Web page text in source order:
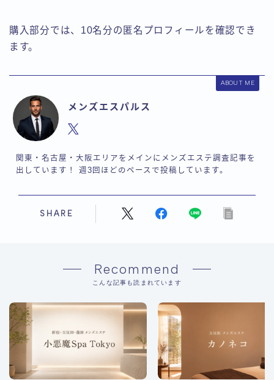
購入部分では、10名分の匿名プロフィールを確認でき
ます。
ABOUT ME
メンズエスパルス
関東・名古屋・大阪エリアをメインにメンズエステ調査記事を
出しています！ 週3回ほどのペースで投稿しています。
SHARE
Recommend
こんな記事も読まれています